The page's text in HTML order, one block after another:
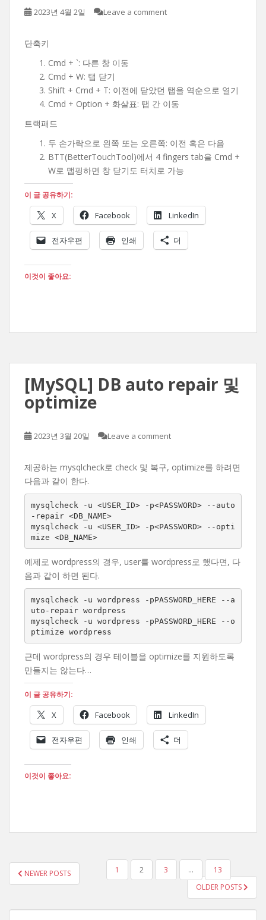
2023년 4월 2일 Leave a comment
단축키
Cmd + `: 다른 창 이동
Cmd + W: 탭 닫기
Shift + Cmd + T: 이전에 닫았던 탭을 역순으로 열기
Cmd + Option + 화살표: 탭 간 이동
트랙패드
두 손가락으로 왼쪽 또는 오른쪽: 이전 혹은 다음
BTT(BetterTouchTool)에서 4 fingers tab을 Cmd +
W로 맵핑하면 창 닫기도 터치로 가능
이 글 공유하기:
X Facebook LinkedIn
전자우편 인쇄 더
이것이 좋아요:
[MySQL] DB auto repair 및
optimize
2023년 3월 20일 Leave a comment
제공하는 mysqlcheck로 check 및 복구, optimize를 하려면
다음과 같이 한다.
mysqlcheck -u <USER_ID> -p<PASSWORD> --auto
-repair <DB_NAME>
mysqlcheck -u <USER_ID> -p<PASSWORD> --opti
mize <DB_NAME>
예제로 wordpress의 경우, user를 wordpress로 했다면, 다
음과 같이 하면 된다.
mysqlcheck -u wordpress -pPASSWORD_HERE --a
uto-repair wordpress
mysqlcheck -u wordpress -pPASSWORD_HERE --o
ptimize wordpress
근데 wordpress의 경우 테이블을 optimize를 지원하도록
만들지는 않는다…
이 글 공유하기:
X Facebook LinkedIn
전자우편 인쇄 더
이것이 좋아요:
글
페
지
NEWER POSTS 1 2 3 …
13
OLDER POSTS